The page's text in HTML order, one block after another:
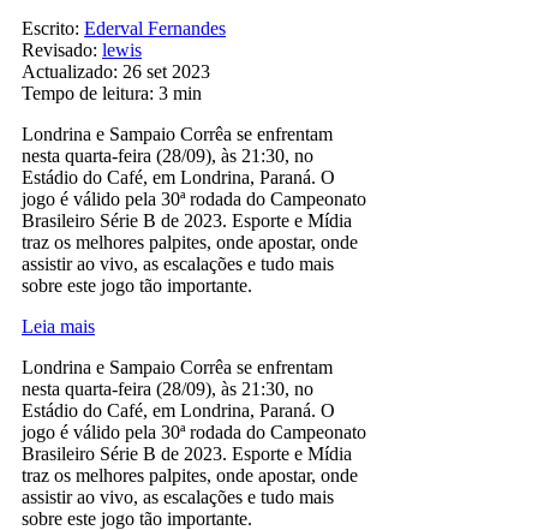
Escrito: Ederval Fernandes
Revisado: lewis
Actualizado: 26 set 2023
Tempo de leitura: 3 min
Londrina e Sampaio Corrêa se enfrentam
nesta quarta-feira (28/09), às 21:30, no
Estádio do Café, em Londrina, Paraná. O
jogo é válido pela 30ª rodada do Campeonato
Brasileiro Série B de 2023. Esporte e Mídia
traz os melhores palpites, onde apostar, onde
assistir ao vivo, as escalações e tudo mais
sobre este jogo tão importante.
Leia mais
Londrina e Sampaio Corrêa se enfrentam
nesta quarta-feira (28/09), às 21:30, no
Estádio do Café, em Londrina, Paraná. O
jogo é válido pela 30ª rodada do Campeonato
Brasileiro Série B de 2023. Esporte e Mídia
traz os melhores palpites, onde apostar, onde
assistir ao vivo, as escalações e tudo mais
sobre este jogo tão importante.